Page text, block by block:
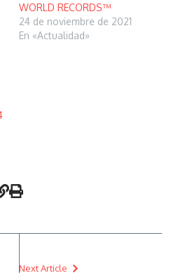
WORLD RECORDS™
24 de noviembre de 2021
En «Actualidad»
Next Article